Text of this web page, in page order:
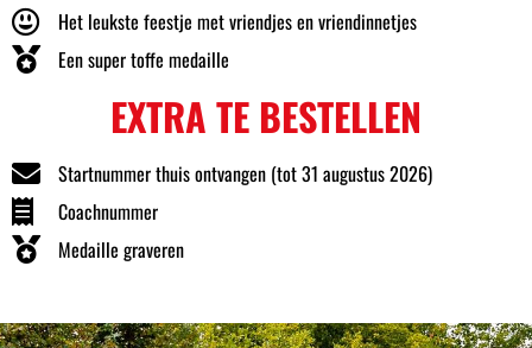
Het leukste feestje met vriendjes en vriendinnetjes
Een super toffe medaille
EXTRA TE BESTELLEN
Startnummer thuis ontvangen (tot 31 augustus 2026)
Coachnummer
Medaille graveren